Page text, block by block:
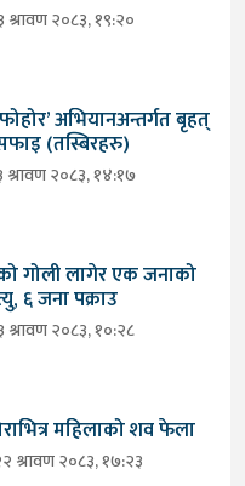
श्रावण २०८३, १९:२०
अभियानअन्तर्गत बृहत्
(तस्बिरहरु)
श्रावण २०८३, १४:१७
गोली लागेर एक जनाको
६ जना पक्राउ
श्रावण २०८३, १०:२८
महिलाको शव फेला
श्रावण २०८३, १७:२३